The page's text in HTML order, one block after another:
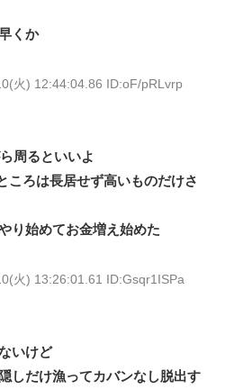
くか
火) 12:44:04.86 ID:oF/pRLvrp
周るといいよ
ころは長居せず高いものだけさ
り始めてお金増え始めた
火) 13:26:01.61 ID:Gsqr1ISPa
いけど
しだけ漁ってカバンなし脱出す